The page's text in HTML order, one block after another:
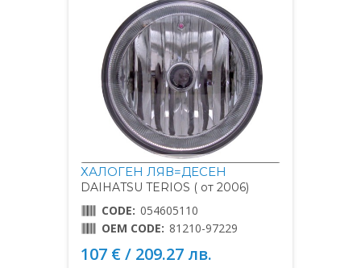
ХАЛОГЕН ЛЯВ=ДЕСЕН
DAIHATSU TERIOS ( от 2006)
CODE: 054605110
OEM CODE: 81210-97229
107 € / 209.27 лв.